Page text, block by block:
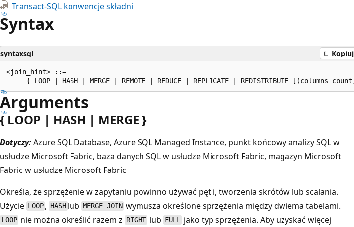
Transact-SQL konwencje składni
Syntax
syntaxsql Kopiuj
<join_hint> ::=
Arguments
{ LOOP | HASH | MERGE }
Dotyczy:Azure SQL Database, Azure SQL Managed Instance, punkt końcowy analizy SQL w
usłudze Microsoft Fabric, baza danych SQL w usłudze Microsoft Fabric, magazyn Microsoft
Fabric w usłudze Microsoft Fabric
Określa, że sprzężenie w zapytaniu powinno używać pętli, tworzenia skrótów lub scalania.
Użycie LOOP , HASHlub MERGE JOIN wymusza określone sprzężenia między dwiema tabelami.
LOOP nie można określić razem z RIGHTlub FULL jako typ sprzężenia. Aby uzyskać więcej